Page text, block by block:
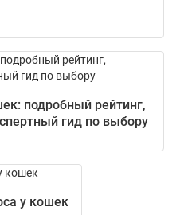
подробный рейтинг,
гид по выбору
у кошек